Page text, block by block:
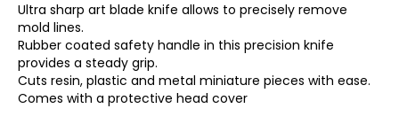
Ultra sharp art blade knife allows to precisely remove
mold lines.
Rubber coated safety handle in this precision knife
provides a steady grip.
Cuts resin, plastic and metal miniature pieces with ease.
Comes with a protective head cover